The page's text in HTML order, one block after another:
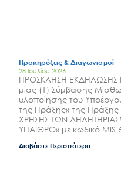
Προκηρύξεις & Διαγωνισμοί
28 Ιουλίου 2026
ΠΡΟΣΚΛΗΣΗ ΕΚΔΗΛΩΣΗΣ
μίας (1) Σύμβασης
υλοποίησης του
της Πράξης» της
ΧΡΗΣΗΣ ΤΩΝ
ΥΠΑΙΘΡΟ» με κωδικό MIS
Διαβάστε Περισσότερα